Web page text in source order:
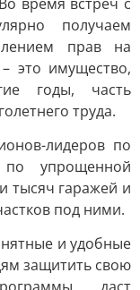
получаем
прав на
это имущество,
годы, часть
труда.
лидеров по
упрощенной
тысяч гаражей и
под ними.
и удобные
защитить свою